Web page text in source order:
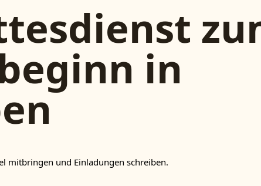
in
mitbringen und Einladungen schreiben.